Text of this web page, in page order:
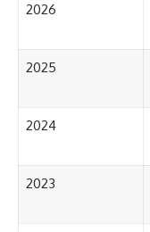
2026
2025
2024
2023